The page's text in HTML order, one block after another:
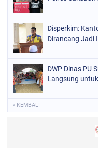
Disperkim:
Dirancang Jadi
DWP Dinas PU
Langsung
« KEMBALI